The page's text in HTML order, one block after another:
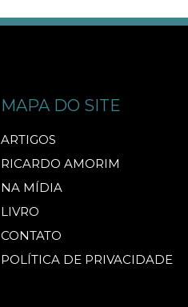
MAPA DO SITE
ARTIGOS
RICARDO AMORIM
NA MÍDIA
LIVRO
CONTATO
POLÍTICA DE PRIVACIDADE